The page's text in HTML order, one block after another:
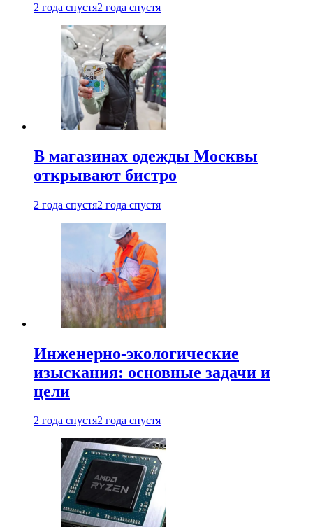
2 года спустя2 года спустя
В магазинах одежды Москвы
открывают бистро
2 года спустя2 года спустя
Инженерно-экологические
изыскания: основные задачи и
цели
2 года спустя2 года спустя